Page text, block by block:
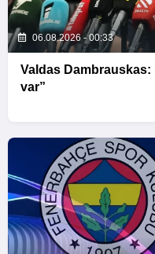
06.08.2026 - 00:33
Valdas Dambrauskas:
var”